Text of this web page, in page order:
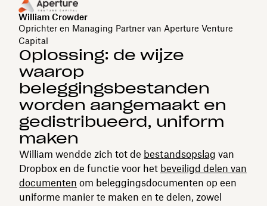
William Crowder
Oprichter en Managing Partner van Aperture Venture
Capital
Oplossing: de wijze
waarop
beleggingsbestanden
worden aangemaakt en
gedistribueerd, uniform
maken
William wendde zich tot de bestandsopslag van
Dropbox en de functie voor het beveiligd delen van
documenten om beleggingsdocumenten op een
uniforme manier te maken en te delen, zowel